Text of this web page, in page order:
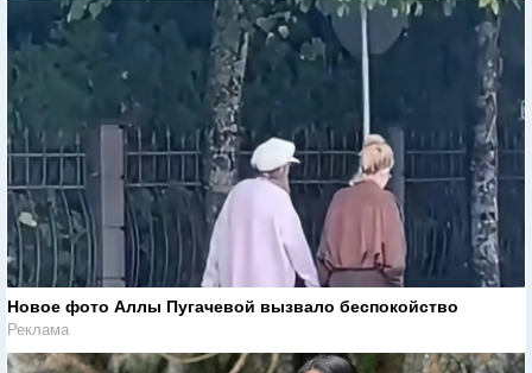
Новое фото Аллы Пугачевой вызвало беспокойство
Реклама